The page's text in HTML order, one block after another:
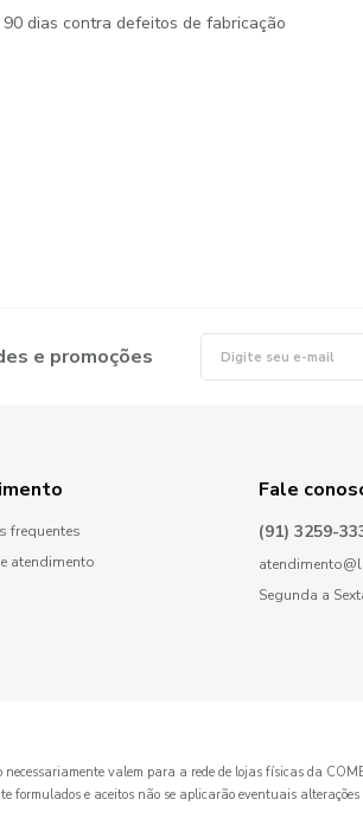
90 dias contra defeitos de fabricação
e promoções
frequentes
atendimento
Fale
(91) 3259-
Segunda a
necessariamente valem para a rede de lojas físicas da
e aceitos não se aplicarão eventuais alterações